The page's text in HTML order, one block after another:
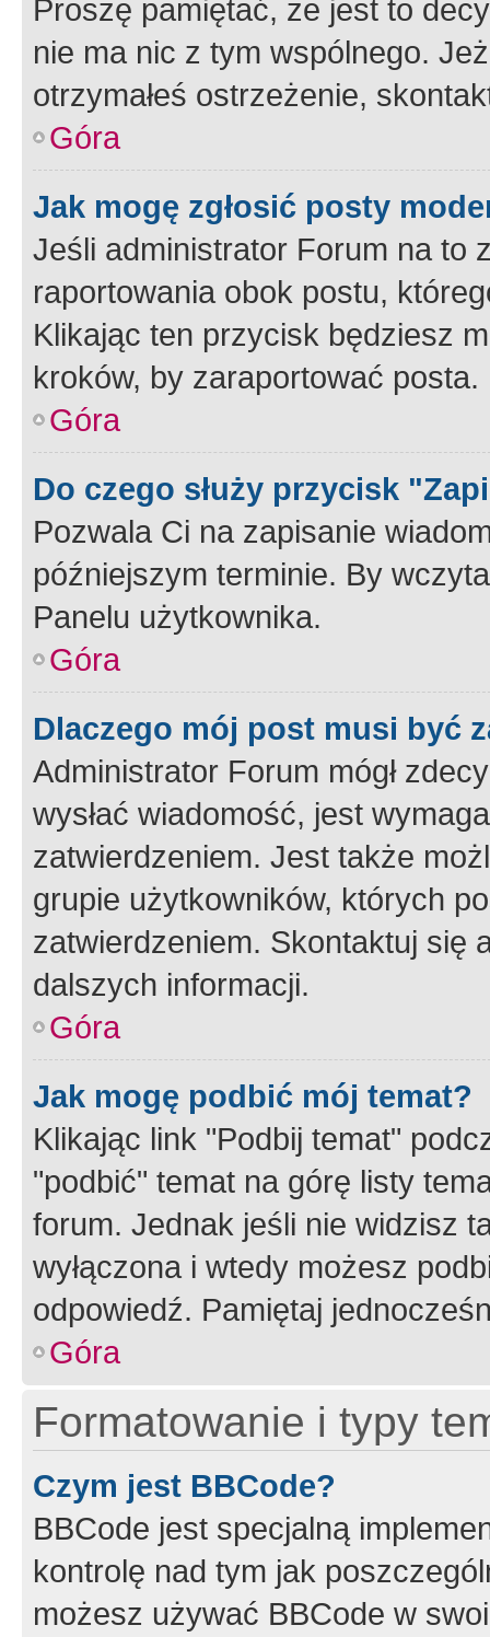
Proszę pamiętać, że jest to
nie ma nic z tym wspólnego.
otrzymałeś ostrzeżenie,
Góra
Jak mogę zgłosić posty
Jeśli administrator Forum na to
raportowania obok postu,
Klikając ten przycisk będziesz
kroków, by zaraportować posta.
Góra
Do czego służy przycisk
Pozwala Ci na zapisanie
późniejszym terminie. By
Panelu użytkownika.
Góra
Dlaczego mój post musi być
Administrator Forum mógł
wysłać wiadomość, jest
zatwierdzeniem. Jest także
grupie użytkowników, których
zatwierdzeniem. Skontaktuj się
dalszych informacji.
Góra
Jak mogę podbić mój temat?
Klikając link "Podbij temat"
"podbić" temat na górę listy
forum. Jednak jeśli nie widzisz
wyłączona i wtedy możesz
odpowiedź. Pamiętaj
Góra
Formatowanie i typy
Czym jest BBCode?
BBCode jest specjalną
kontrolę nad tym jak
możesz używać BBCode w